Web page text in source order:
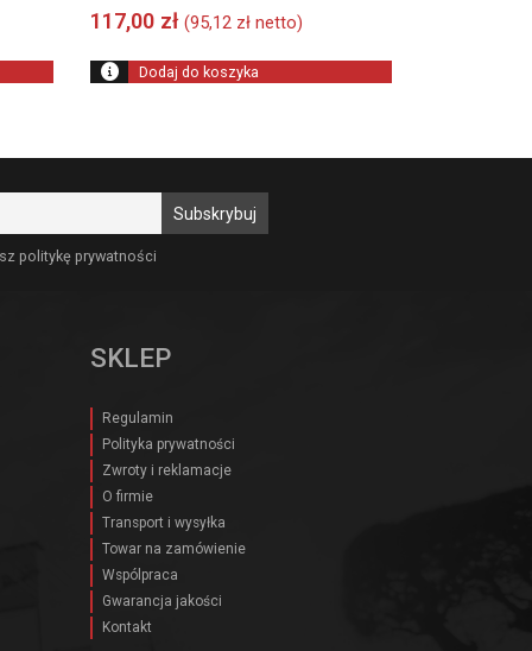
117,00 zł (95,12 zł netto)
Dodaj do koszyka
politykę prywatności
SKLEP
Regulamin
Polityka prywatności
Zwroty i reklamacje
O firmie
Transport i wysyłka
Towar na zamówienie
Wspólpraca
Gwarancja jakości
Kontakt